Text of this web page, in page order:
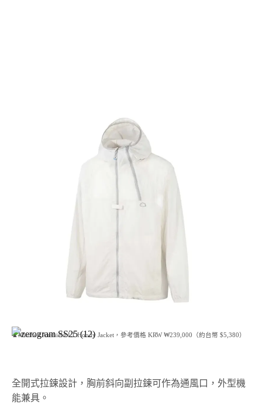
▲Mitchell Airshield LT Hoody Jacket，參考價格 KRW ₩239,000（約台幣 $5,380）
全開式拉鍊設計，胸前斜向副拉鍊可作為通風口，外型機
能兼具。